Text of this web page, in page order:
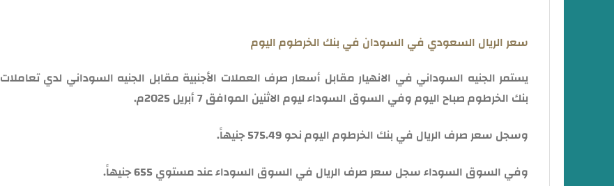
سعر الريال السعودي في السودان في بنك الخرطوم اليوم
يستمر الجنيه السوداني في الانهيار مقابل أسعار صرف العملات الأجنبية مقابل الجنيه السوداني لدي تعاملات
بنك الخرطوم صباح اليوم وفي السوق السوداء ليوم الاثنين الموافق 7 أبريل 2025م.
وسجل سعر صرف الريال في بنك الخرطوم اليوم نحو 575.49 جنيهاً.
وفي السوق السوداء سجل سعر صرف الريال في السوق السوداء عند مستوي 655 جنيهاً.